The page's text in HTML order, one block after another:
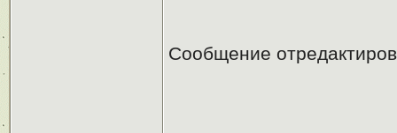
Сообщение